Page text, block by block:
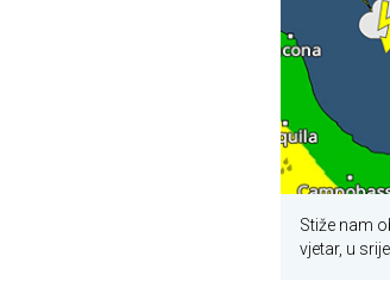
Stiže nam
vjetar, u